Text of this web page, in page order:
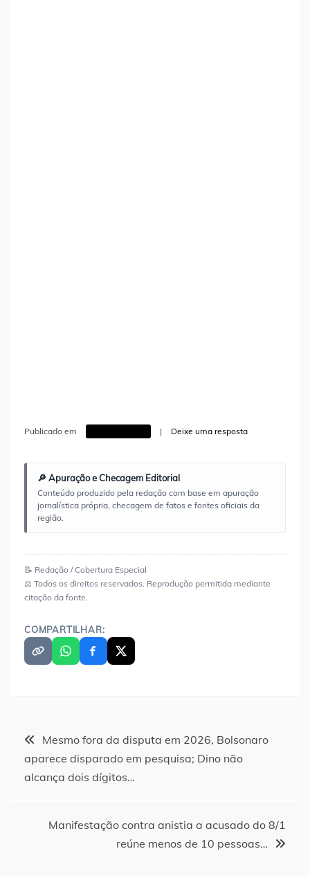
Publicado em | Deixe uma resposta
🔎 Apuração e Checagem Editorial
Conteúdo produzido pela redação com base em apuração
jornalística própria, checagem de fatos e fontes oficiais da
região.
📝 Redação / Cobertura Especial
⚖️ Todos os direitos reservados. Reprodução permitida mediante
citação da fonte.
COMPARTILHAR:
Navegação
de
Mesmo fora da disputa em 2026, Bolsonaro
aparece disparado em pesquisa; Dino não
alcança dois dígitos…
Manifestação contra anistia a acusado do 8/1
reúne menos de 10 pessoas…